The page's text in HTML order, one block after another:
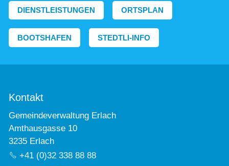
DIENSTLEISTUNGEN ORTSPLAN
BOOTSHAFEN STEDTLI-INFO
Kontakt
Gemeindeverwaltung Erlach
Amthausgasse 10
3235 Erlach
+41 (0)32 338 88 88